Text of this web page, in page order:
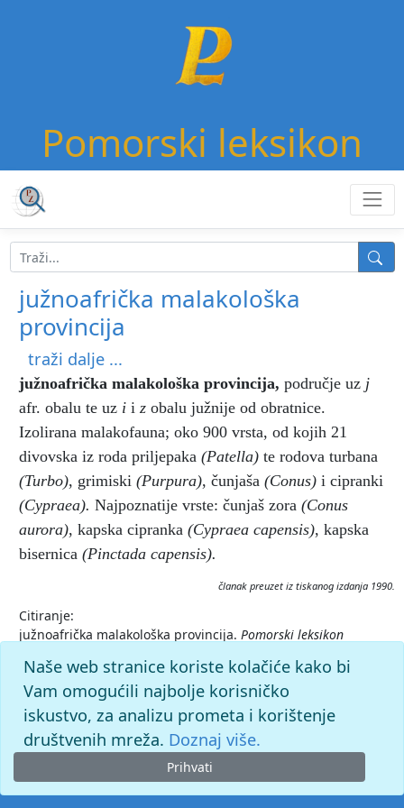
Pomorski leksikon
južnoafrička malakološka
provincija
traži dalje ...
južnoafrička malakološka provincija, područje uz j
afr. obalu te uz i i z obalu južnije od obratnice.
Izolirana malakofauna; oko 900 vrsta, od kojih 21
divovska iz roda priljepaka (Patella) te rodova turbana
(Turbo), grimiski (Purpura), čunjaša (Conus) i cipranki
(Cypraea). Najpoznatije vrste: čunjaš zora (Conus
aurora), kapska cipranka (Cypraea capensis), kapska
bisernica (Pinctada capensis).
članak preuzet iz tiskanog izdanja 1990.
Citiranje:
južnoafrička malakološka provincija. Pomorski leksikon
2026. Pristupljeno 7.8.2026.
<https://pomorski.lzmk.hr/clanak/juznoafricka-malakoloska-
provincija>.
Naše web stranice koriste kolačiće kako bi
Vam omogućili najbolje korisničko
iskustvo, za analizu prometa i korištenje
društvenih mreža. Doznaj više.
Prihvati
© 2026. -Leksikografski zavodMiroslav Krleža